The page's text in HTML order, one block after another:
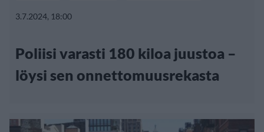
3.7.2024, 18:00
Poliisi varasti 180 kiloa juustoa –
löysi sen onnettomuusrekasta